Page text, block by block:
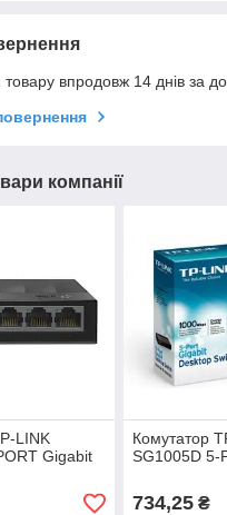
впродовж 14 днів за
компанії
LINK
Gigabit
Комутатор
SG1005D 5-
734,25₴